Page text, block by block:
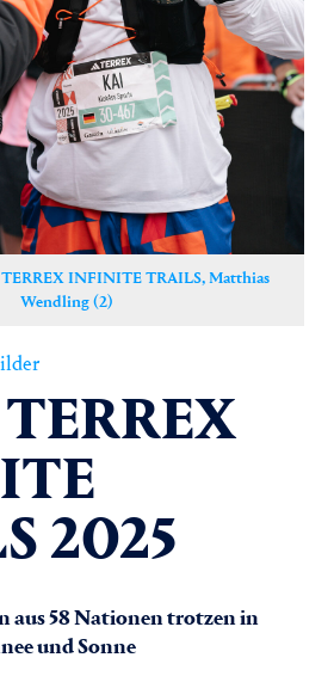
INFINITE TRAILS, Matthias
Wendling (2)
2025
aus 58 Nationen trotzen in
und Sonne